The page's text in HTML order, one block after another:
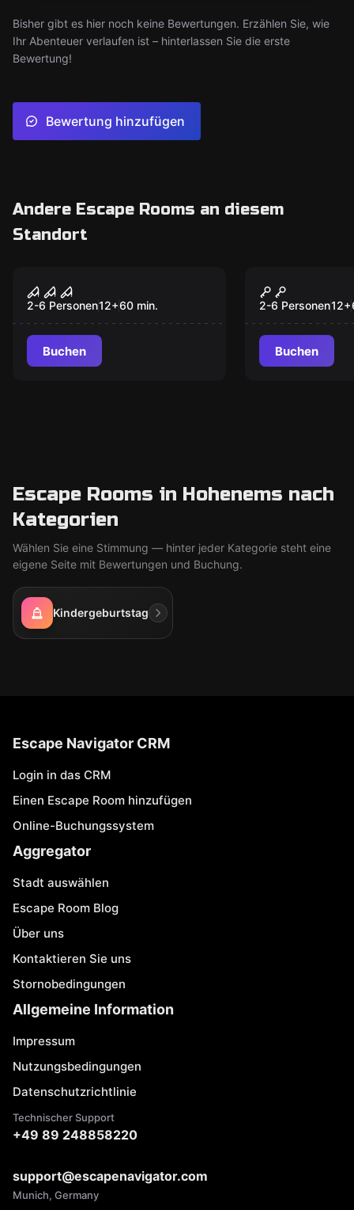
Bisher gibt es hier noch keine Bewertungen. Erzählen Sie, wie
Ihr Abenteuer verlaufen ist – hinterlassen Sie die erste
Bewertung!
Bewertung hinzufügen
Andere Escape Rooms an diesem
Standort
Zimmer 1408
2-6 Personen12+60 min.
Buchen
Schloss
2-6 Personen12+
Buchen
Escape Rooms in Hohenems nach
Kategorien
Wählen Sie eine Stimmung — hinter jeder Kategorie steht eine
eigene Seite mit Bewertungen und Buchung.
Kindergeburtstag
Escape Navigator CRM
Login in das CRM
Einen Escape Room hinzufügen
Online-Buchungssystem
Aggregator
Stadt auswählen
Escape Room Blog
Über uns
Kontaktieren Sie uns
Stornobedingungen
Allgemeine Information
Impressum
Nutzungsbedingungen
Datenschutzrichtlinie
Technischer Support
+49 89 248858220
support@escapenavigator.com
Munich, Germany